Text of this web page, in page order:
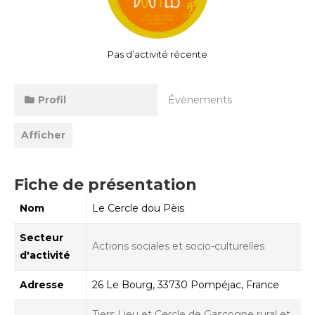
Pas d’activité récente
Profil Évènements
Afficher
Fiche de présentation
Nom Le Cercle dou Pèis
Secteur
d'activité
Actions sociales et socio-culturelles
Adresse 26 Le Bourg, 33730 Pompéjac, France